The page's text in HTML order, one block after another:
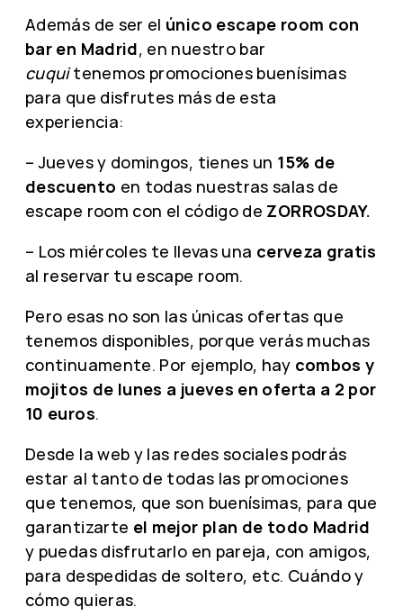
Además de ser el único escape room con
bar en Madrid, en nuestro bar
cuquitenemos promociones buenísimas
para que disfrutes más de esta
experiencia:
– Jueves y domingos, tienes un 15% de
descuento en todas nuestras salas de
escape room con el código de ZORROSDAY.
– Los miércoles te llevas una cerveza gratis
al reservar tu escape room.
Pero esas no son las únicas ofertas que
tenemos disponibles, porque verás muchas
continuamente. Por ejemplo, hay combos y
mojitos de lunes a jueves en oferta a 2 por
10 euros.
Desde la web y las redes sociales podrás
estar al tanto de todas las promociones
que tenemos, que son buenísimas, para que
garantizarte el mejor plan de todo Madrid
y puedas disfrutarlo en pareja, con amigos,
para despedidas de soltero, etc. Cuándo y
cómo quieras.